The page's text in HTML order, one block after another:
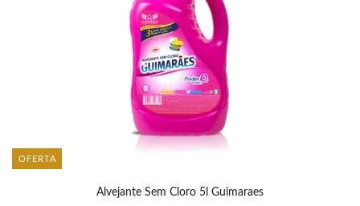
OFERTA
Alvejante Sem Cloro 5l Guimaraes